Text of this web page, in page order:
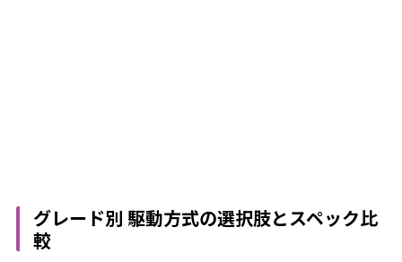
グレード別 駆動方式の選択肢とスペック比
較